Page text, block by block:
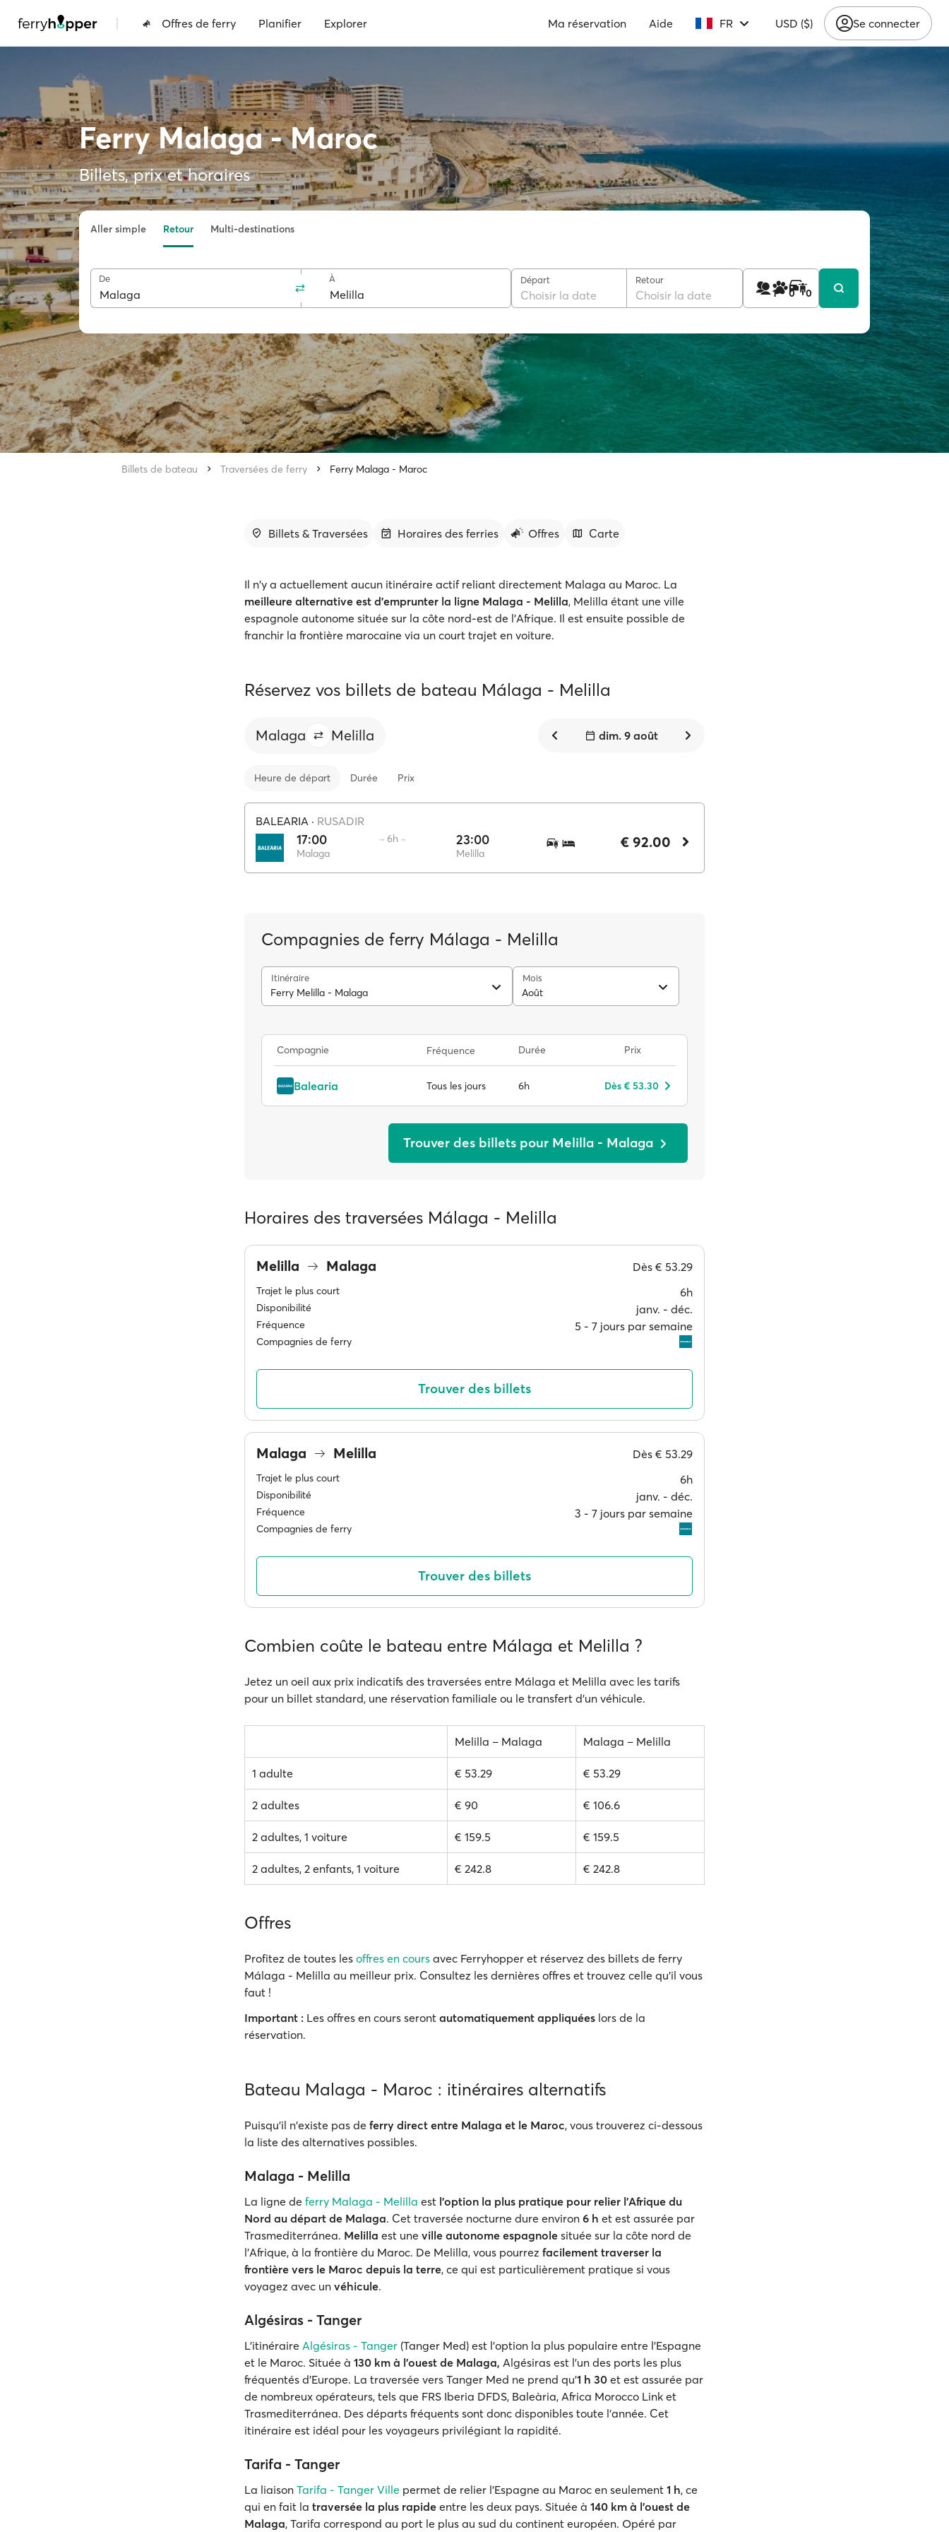
| Offres de ferry Planifier Explorer Ma réservation Aide FR USD ($) Se connecter
Ferry Malaga - Maroc
Billets, prix et horaires
Aller simple Retour Multi-destinations
De À Départ
Choisir la date
Retour
Choisir la date 1 0 0
Billets de bateau Traversées de ferry Ferry Malaga - Maroc
Billets & Traversées Horaires des ferries Offres Carte
Il n'y a actuellement aucun itinéraire actif reliant directement Malaga au Maroc. La
meilleure alternative est d'emprunter la ligne Malaga - Melilla, Melilla étant une ville
espagnole autonome située sur la côte nord-est de l'Afrique. Il est ensuite possible de
franchir la frontière marocaine via un court trajet en voiture.
Réservez vos billets de bateau Málaga - Melilla
Malaga Melilla dim. 9 août
Heure de départ Durée Prix
BALEARIA · RUSADIR
17:00
Malaga
·· 6h ·· 23:00
Melilla
€ 92.00
Compagnies de ferry Málaga - Melilla
Itinéraire
Ferry Melilla - Malaga
Mois
Août
Compagnie Fréquence Durée Prix
Balearia Tous les jours 6h Dès € 53.30
Trouver des billets pour Melilla - Malaga
Horaires des traversées Málaga - Melilla
Melilla Malaga Dès € 53.29
Trajet le plus court 6h
Disponibilité janv. ‐ déc.
Fréquence 5 ‐ 7 jours par semaine
Compagnies de ferry
Trouver des billets
Malaga Melilla Dès € 53.29
Trajet le plus court 6h
Disponibilité janv. ‐ déc.
Fréquence 3 ‐ 7 jours par semaine
Compagnies de ferry
Trouver des billets
Combien coûte le bateau entre Málaga et Melilla ?
Jetez un oeil aux prix indicatifs des traversées entre Málaga et Melilla avec les tarifs
pour un billet standard, une réservation familiale ou le transfert d'un véhicule.
Melilla – Malaga Malaga – Melilla
1 adulte € 53.29 € 53.29
2 adultes € 90 € 106.6
2 adultes, 1 voiture € 159.5 € 159.5
2 adultes, 2 enfants, 1 voiture € 242.8 € 242.8
Offres
Profitez de toutes les offres en cours avec Ferryhopper et réservez des billets de ferry
Málaga - Melilla au meilleur prix. Consultez les dernières offres et trouvez celle qu'il vous
faut !
Important : Les offres en cours seront automatiquement appliquées lors de la
réservation.
Bateau Malaga - Maroc : itinéraires alternatifs
Puisqu'il n'existe pas de ferry direct entre Malaga et le Maroc, vous trouverez ci-dessous
la liste des alternatives possibles.
Malaga - Melilla
La ligne de ferry Malaga - Melilla est l'option la plus pratique pour relier l'Afrique du
Nord au départ de Malaga. Cet traversée nocturne dure environ 6 h et est assurée par
Trasmediterránea. Melilla est une ville autonome espagnole située sur la côte nord de
l'Afrique, à la frontière du Maroc. De Melilla, vous pourrez facilement traverser la
frontière vers le Maroc depuis la terre, ce qui est particulièrement pratique si vous
voyagez avec un véhicule.
Algésiras - Tanger
L'itinéraire Algésiras - Tanger (Tanger Med) est l'option la plus populaire entre l'Espagne
et le Maroc. Située à 130 km à l'ouest de Malaga, Algésiras est l'un des ports les plus
fréquentés d'Europe. La traversée vers Tanger Med ne prend qu'1 h 30 et est assurée par
de nombreux opérateurs, tels que FRS Iberia DFDS, Baleària, Africa Morocco Link et
Trasmediterránea. Des départs fréquents sont donc disponibles toute l'année. Cet
itinéraire est idéal pour les voyageurs privilégiant la rapidité.
Tarifa - Tanger
La liaison Tarifa - Tanger Ville permet de relier l'Espagne au Maroc en seulement 1 h, ce
qui en fait la traversée la plus rapide entre les deux pays. Située à 140 km à l'ouest de
Malaga, Tarifa correspond au port le plus au sud du continent européen. Opéré par